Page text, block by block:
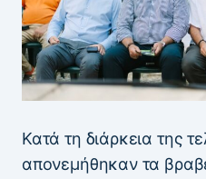
Κατά τη διάρκεια της
απονεμήθηκαν τα